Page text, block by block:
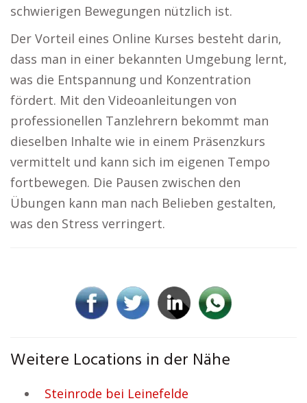
schwierigen Bewegungen nützlich ist.
Der Vorteil eines Online Kurses besteht darin,
dass man in einer bekannten Umgebung lernt,
was die Entspannung und Konzentration
fördert. Mit den Videoanleitungen von
professionellen Tanzlehrern bekommt man
dieselben Inhalte wie in einem Präsenzkurs
vermittelt und kann sich im eigenen Tempo
fortbewegen. Die Pausen zwischen den
Übungen kann man nach Belieben gestalten,
was den Stress verringert.
Weitere Locations in der Nähe
Steinrode bei Leinefelde